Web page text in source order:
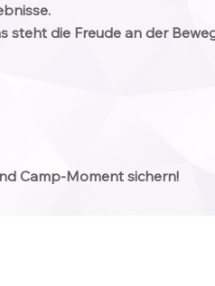
steht die Freude an der
Camp-Moment sichern!